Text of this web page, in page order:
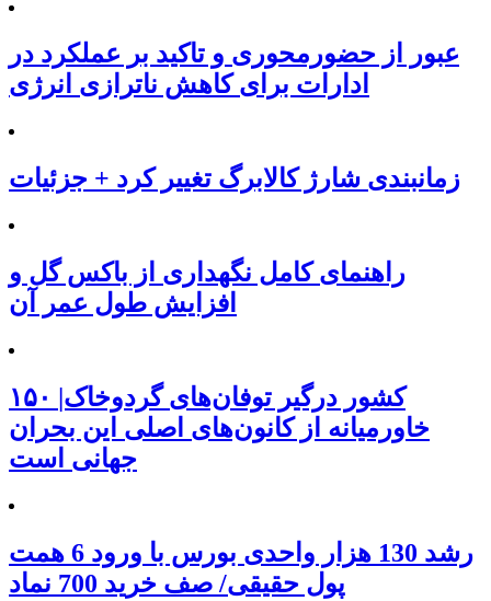
عبور از حضورمحوری و تاکید بر عملکرد در
ادارات برای کاهش ناترازی انرژی
زمانبندی شارژ کالابرگ تغییر کرد + جزئیات
راهنمای کامل نگهداری از باکس گل و
افزایش طول عمر آن
۱۵۰ کشور درگیر توفان‌های گردوخاک|
خاورمیانه از کانون‌های اصلی این بحران
جهانی است
رشد 130 هزار واحدی بورس با ورود 6 همت
پول حقیقی/ صف خرید 700 نماد